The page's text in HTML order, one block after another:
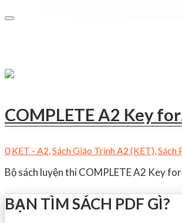
COMPLETE A2 Key
0 KET - A2,Sách Giáo Trình A2 (KET),Sách
Bộ sách luyện thi COMPLETE A2 Key
BẠN TÌM SÁCH PDF GÌ?